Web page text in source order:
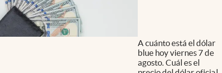
A cuánto está el dólar
blue hoy viernes 7 de
agosto. Cuál es el